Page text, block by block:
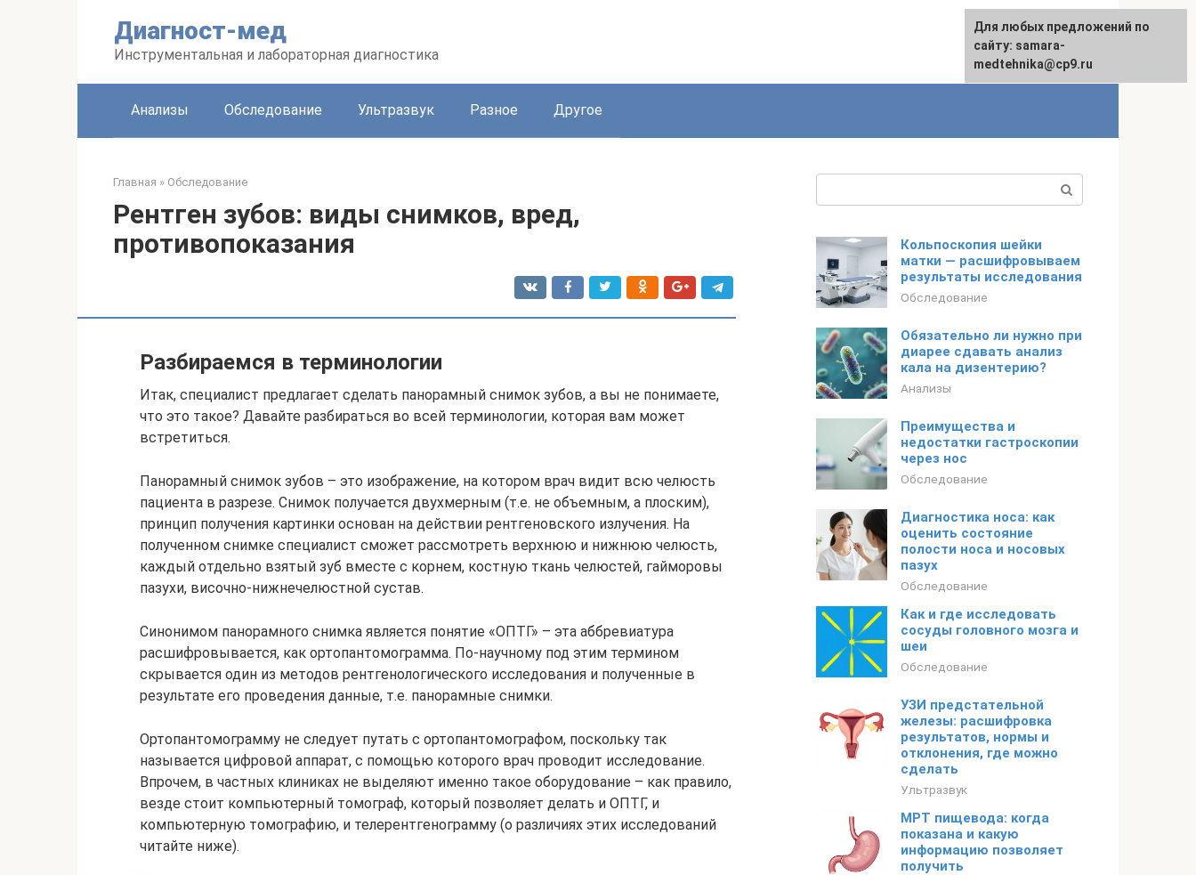
Диагност-мед
Инструментальная и лабораторная диагностика
Анализы Обследование Ультразвук Разное Другое
Главная » Обследование
Рентген зубов: виды снимков, вред,
противопоказания
Разбираемся в терминологии
Итак, специалист предлагает сделать панорамный снимок зубов, а вы не понимаете,
что это такое? Давайте разбираться во всей терминологии, которая вам может
встретиться.
Панорамный снимок зубов – это изображение, на котором врач видит всю челюсть
пациента в разрезе. Снимок получается двухмерным (т.е. не объемным, а плоским),
принцип получения картинки основан на действии рентгеновского излучения. На
полученном снимке специалист сможет рассмотреть верхнюю и нижнюю челюсть,
каждый отдельно взятый зуб вместе с корнем, костную ткань челюстей, гайморовы
пазухи, височно-нижнечелюстной сустав.
Синонимом панорамного снимка является понятие «ОПТГ» – эта аббревиатура
расшифровывается, как ортопантомограмма. По-научному под этим термином
скрывается один из методов рентгенологического исследования и полученные в
результате его проведения данные, т.е. панорамные снимки.
Ортопантомограмму не следует путать с ортопантомографом, поскольку так
называется цифровой аппарат, с помощью которого врач проводит исследование.
Впрочем, в частных клиниках не выделяют именно такое оборудование – как правило,
везде стоит компьютерный томограф, который позволяет делать и ОПТГ, и
компьютерную томографию, и телерентгенограмму (о различиях этих исследований
читайте ниже).
Кольпоскопия шейки
матки — расшифровываем
результаты исследования
Обследование
Обязательно ли нужно при
диарее сдавать анализ
кала на дизентерию?
Анализы
Преимущества и
недостатки гастроскопии
через нос
Обследование
Диагностика носа: как
оценить состояние
полости носа и носовых
пазух
Обследование
Как и где исследовать
сосуды головного мозга и
шеи
Обследование
УЗИ предстательной
железы: расшифровка
результатов, нормы и
отклонения, где можно
сделать
Ультразвук
МРТ пищевода: когда
показана и какую
информацию позволяет
получить
Для любых предложений по
сайту: samara-
medtehnika@cp9.ru